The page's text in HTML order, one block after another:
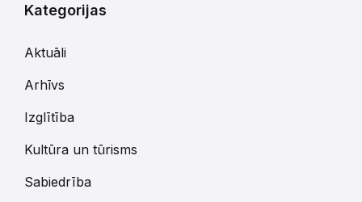
Kategorijas
Aktuāli
Arhīvs
Izglītība
Kultūra un tūrisms
Sabiedrība